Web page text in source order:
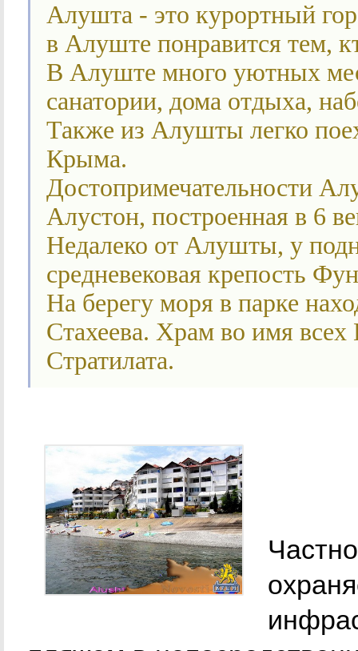
Алушта - это курортный
в Алуште понравится тем,
В Алуште много уютных
санатории, дома отдыха,
Также из Алушты легко
Крыма.
Достопримечательности
Алустон, построенная в 6
Недалеко от Алушты, у
средневековая крепость
На берегу моря в парке
Стахеева. Храм во имя
Стратилата.